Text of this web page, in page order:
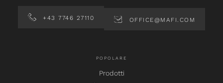
+43 7746 27110 OFFICE@MAFI.COM
POPOLARE
Prodotti